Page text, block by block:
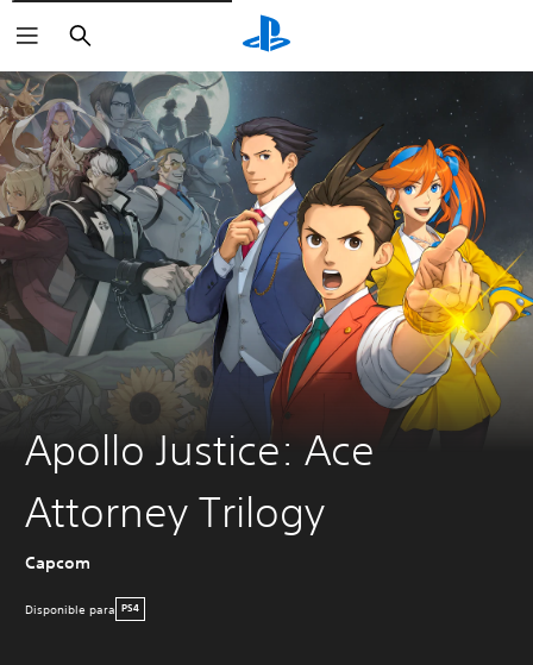
Buscar
Apollo Justice: Ace
Attorney Trilogy
Capcom
Disponible para PS4